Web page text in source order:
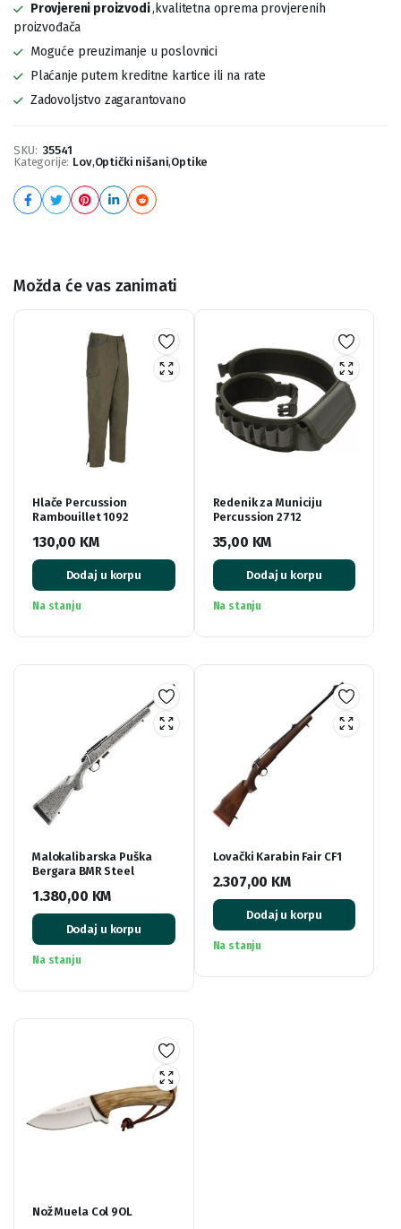
Provjereni proizvodi,kvalitetna oprema provjerenih
proizvođača
Moguće preuzimanje u poslovnici
Plaćanje putem kreditne kartice ili na rate
Zadovoljstvo zagarantovano
SKU: 35541
Kategorije: Lov,Optički nišani,Optike
Možda će vas zanimati
Hlače Percussion
Rambouillet 1092
130,00 KM
Dodaj u korpu
Na stanju
Redenik za Municiju
Percussion 2712
35,00 KM
Dodaj u korpu
Na stanju
Malokalibarska Puška
Bergara BMR Steel
1.380,00 KM
Dodaj u korpu
Na stanju
Lovački Karabin Fair CF1
2.307,00 KM
Dodaj u korpu
Na stanju
Nož Muela Col 9OL